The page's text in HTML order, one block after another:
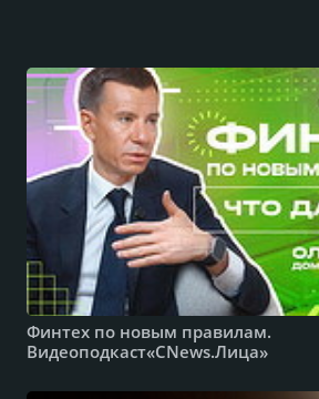
Финтех по новым правилам.
Видеоподкаст«CNews.Лица»